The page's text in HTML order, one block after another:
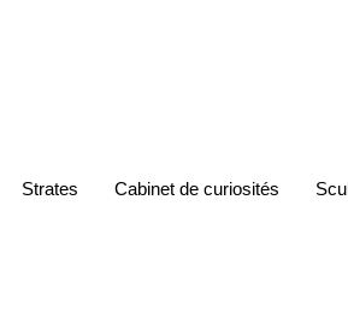
Strates Cabinet de curiosités